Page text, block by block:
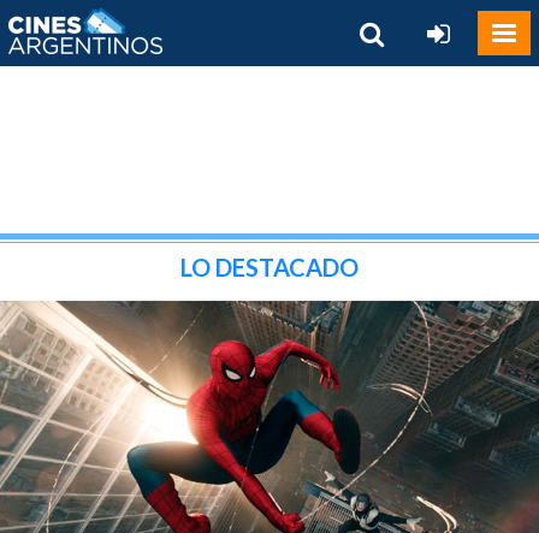
LO DESTACADO